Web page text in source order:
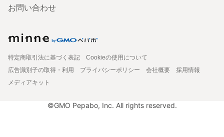
お問い合わせ
特定商取引法に基づく表記
Cookieの使用について
広告識別子の取得・利用
プライバシーポリシー 会社概要
採用情報
メディアキット
©GMO Pepabo, Inc. All rights reserved.